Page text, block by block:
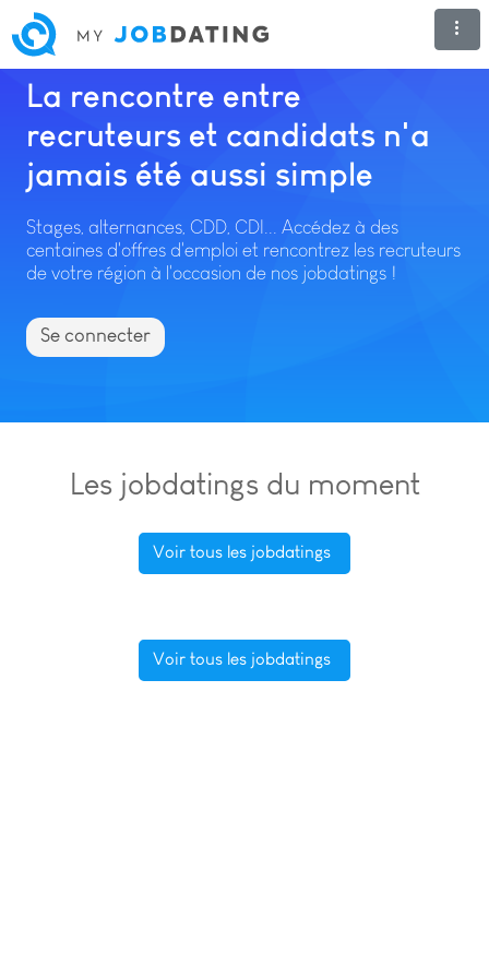
La rencontre entre
recruteurs et candidats n'a
jamais été aussi simple
Stages, alternances, CDD, CDI... Accédez à des
centaines d'offres d'emploi et rencontrez les recruteurs
de votre région à l'occasion de nos jobdatings !
Se connecter
Les jobdatings du moment
Voir tous les jobdatings
Voir tous les jobdatings